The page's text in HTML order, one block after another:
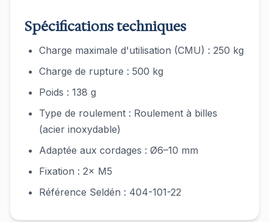
Spécifications techniques
Charge maximale d'utilisation (CMU) : 250 kg
Charge de rupture : 500 kg
Poids : 138 g
Type de roulement : Roulement à billes
(acier inoxydable)
Adaptée aux cordages : Ø6–10 mm
Fixation : 2× M5
Référence Seldén : 404-101-22